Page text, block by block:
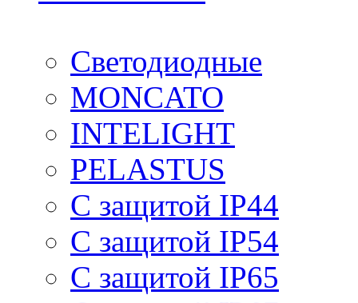
Светодиодные
MONCATO
INTELIGHT
PELASTUS
С защитой IP44
С защитой IP54
С защитой IP65